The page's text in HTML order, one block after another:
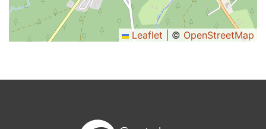
Leaflet © OpenStreetMap